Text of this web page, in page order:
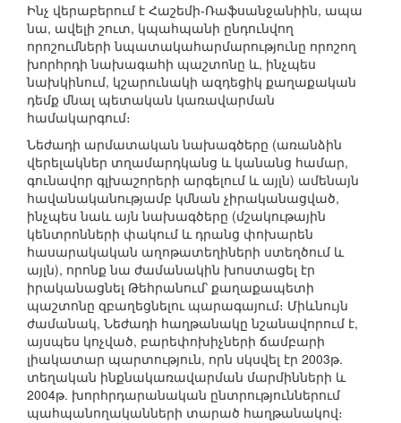
Ինչ վերաբերում է Հաշեմի-Ռաֆսանջանիին, ապա
նա, ավելի շուտ, կպահպանի ընդունվող
որոշումների նպատակահարմարությունը որոշող
խորհրդի նախագահի պաշտոնը և, ինչպես
նախկինում, կշարունակի ազդեցիկ քաղաքական
դեմք մնալ պետական կառավարման
համակարգում։
Նեժադի արմատական նախագծերը (առանձին
վերելակներ տղամարդկանց և կանանց համար,
գունավոր գլխաշորերի արգելում և այլն) ամենայն
հավանականությամբ կմնան չիրականացված,
ինչպես նաև այն նախագծերը (մշակութային
կենտրոնների փակում և դրանց փոխարեն
հասարակական աղոթատեղիների ստեղծում և
այլն), որոնք նա ժամանակին խոստացել էր
իրականացնել Թեհրանում՝ քաղաքապետի
պաշտոնը զբաղեցնելու պարագայում։ Միևնույն
ժամանակ, Նեժադի հաղթանակը նշանավորում է,
այսպես կոչված, բարեփոխիչների ճամբարի
լիակատար պարտություն, որն սկսվել էր 2003թ.
տեղական ինքնակառավարման մարմինների և
2004թ. խորհրդարանական ընտրություններում
պահպանողականների տարած հաղթանակով։